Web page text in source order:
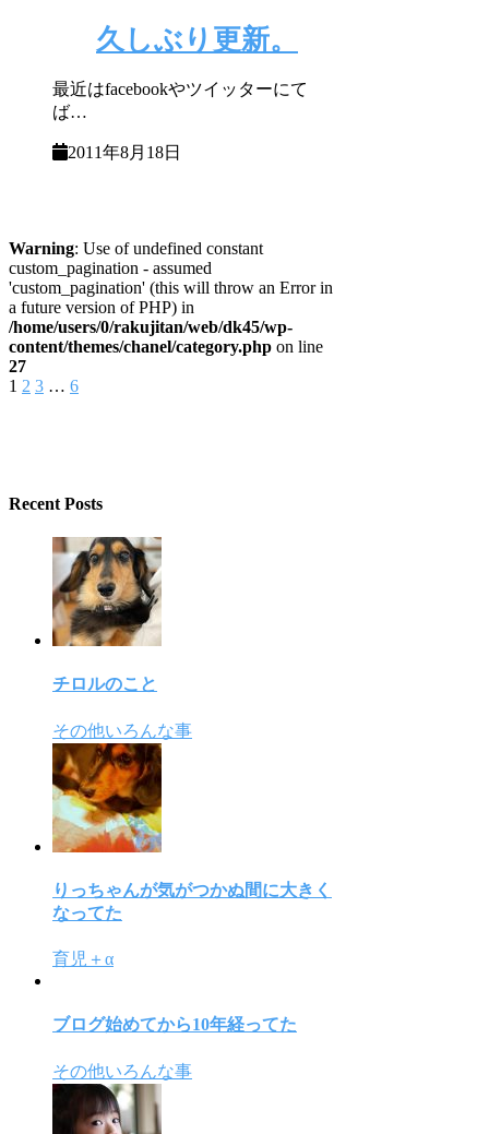
久しぶり更新。
最近はfacebookやツイッターにて
ば…
2011年8月18日
Warning: Use of undefined constant
custom_pagination - assumed
'custom_pagination' (this will throw an Error in
a future version of PHP) in
/home/users/0/rakujitan/web/dk45/wp-
content/themes/chanel/category.php on line
27
1 2 3 … 6
Recent Posts
チロルのこと
その他いろんな事
りっちゃんが気がつかぬ間に大きく
なってた
育児＋α
ブログ始めてから10年経ってた
その他いろんな事